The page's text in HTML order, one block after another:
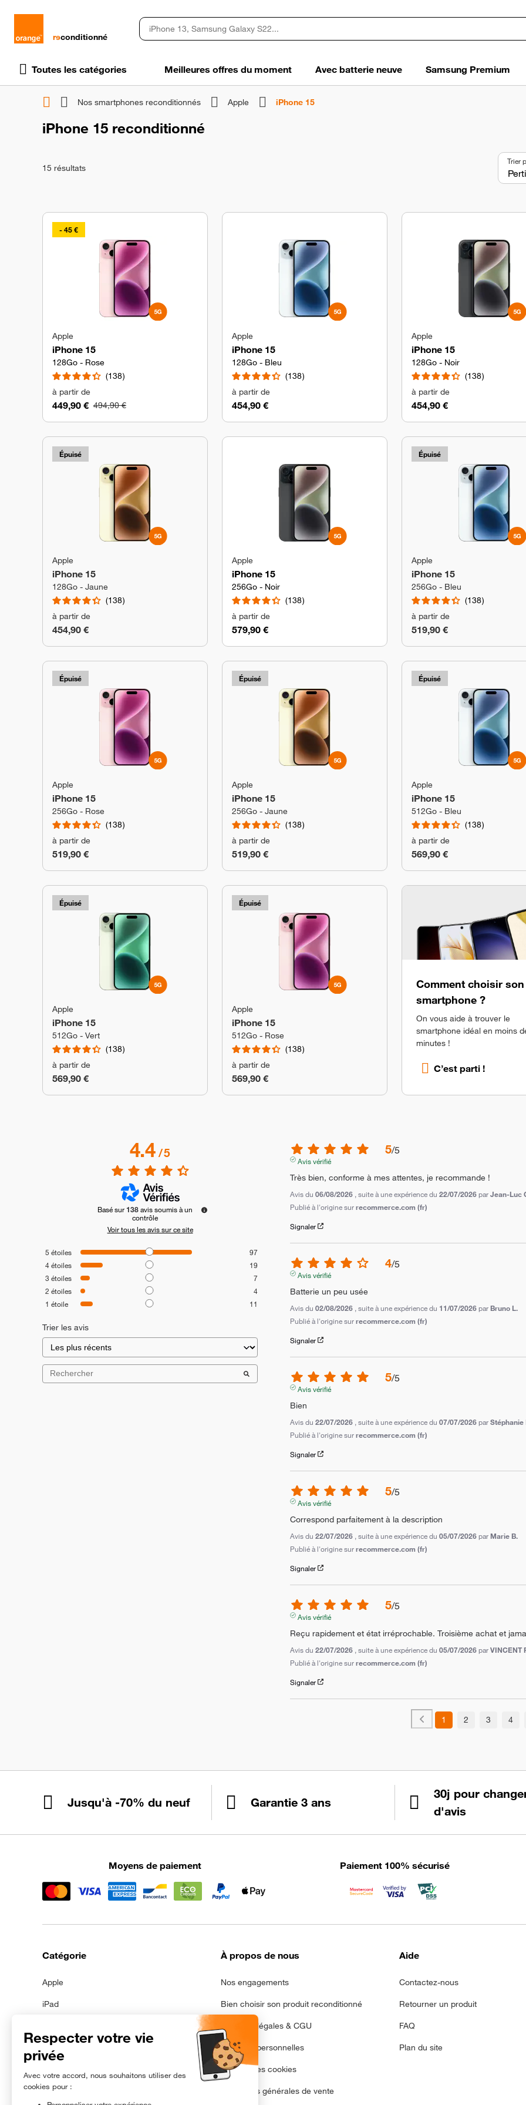
rɘconditionné
Toutes les catégories Meilleures offres du moment Avec batterie neuve Samsung Premium
Nos smartphones reconditionnés Apple iPhone 15
iPhone 15 reconditionné
15 résultats
Trier
- 45 €
Apple
iPhone 15
128Go - Rose
138
à partir de
449,90 € 494,90 €
Apple
iPhone 15
128Go - Bleu
138
à partir de
454,90 €
Apple
iPhone 15
128Go - Noir
138
à partir de
454,90 €
Épuisé
Apple
iPhone 15
128Go - Jaune
138
à partir de
454,90 €
Apple
iPhone 15
256Go - Noir
138
à partir de
579,90 €
Épuisé
Apple
iPhone 15
256Go - Bleu
138
à partir de
519,90 €
Épuisé
Apple
iPhone 15
256Go - Rose
138
à partir de
519,90 €
Épuisé
Apple
iPhone 15
256Go - Jaune
138
à partir de
519,90 €
Épuisé
Apple
iPhone 15
512Go - Bleu
138
à partir de
569,90 €
Épuisé
Apple
iPhone 15
512Go - Vert
138
à partir de
569,90 €
Épuisé
Apple
iPhone 15
512Go - Rose
138
à partir de
569,90 €
Comment choisir son
smartphone ?
On vous aide à trouver le
smartphone idéal en moins
minutes !
C’est parti !
4.4/5
Basé sur 138 avis soumis à un
contrôle
Voir tous les avis sur ce site
5 étoiles
97
4étoiles
19
3 étoiles
7
2 étoiles
4
1 étoile 11
Trier les avis
5/5
Avis vérifié
Très bien, conforme à mes attentes, je recommande !
Avis du06/08/2026 , suite à une expérience du22/07/2026 parJean-Luc
Publié à l'origine surrecommerce.com (fr)
Signaler
4/5
Avis vérifié
Batterie un peu usée
Avis du02/08/2026 , suite à une expérience du 11/07/2026 par Bruno L.
Publié à l'origine surrecommerce.com (fr)
Signaler
5/5
Avis vérifié
Bien
Avis du22/07/2026 , suite à une expérience du07/07/2026 parStéphanie
Publié à l'origine surrecommerce.com (fr)
Signaler
5/5
Avis vérifié
Correspond parfaitement à la description
Avis du22/07/2026 , suite à une expérience du05/07/2026 par Marie B.
Publié à l'origine surrecommerce.com (fr)
Signaler
5/5
Avis vérifié
Reçu rapidement et état irréprochable. Troisième achat et
Avis du22/07/2026 , suite à une expérience du05/07/2026 parVINCENT
Publié à l'origine surrecommerce.com (fr)
Signaler
1 2 3 4
Jusqu'à -70% du neuf Garantie 3 ans
30j pour
d'avis
Moyens de paiement Paiement 100% sécurisé
Catégorie
Apple
iPad
Galaxy Tab
Xiaomi
À propos de nous
Nos engagements
Bien choisir son produit reconditionné
Mentions légales & CGU
Données personnelles
Gestion des cookies
Conditions générales de vente
Aide
Contactez-nous
Retourner un produit
FAQ
Plan du site